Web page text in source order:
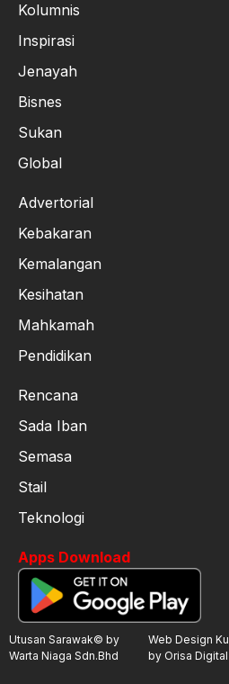
Kolumnis
Inspirasi
Jenayah
Bisnes
Sukan
Global
Advertorial
Kebakaran
Kemalangan
Kesihatan
Mahkamah
Pendidikan
Rencana
Sada Iban
Semasa
Stail
Teknologi
Apps Download
Utusan Sarawak© by
Warta Niaga Sdn.Bhd
Web Design
by Orisa Digital